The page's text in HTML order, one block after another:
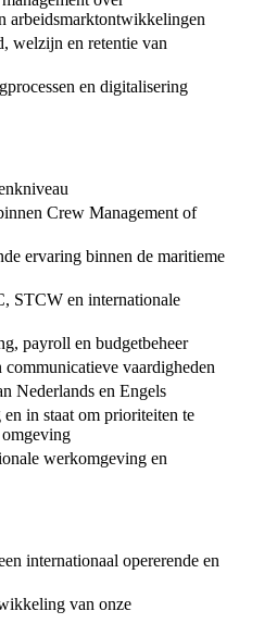
arbeidsmarktontwikkelingen
welzijn en retentie van
en digitalisering
Crew Management of
ervaring binnen de maritieme
STCW en internationale
payroll en budgetbeheer
communicatieve vaardigheden
Nederlands en Engels
in staat om prioriteiten te
werkomgeving en
internationaal opererende en
van onze